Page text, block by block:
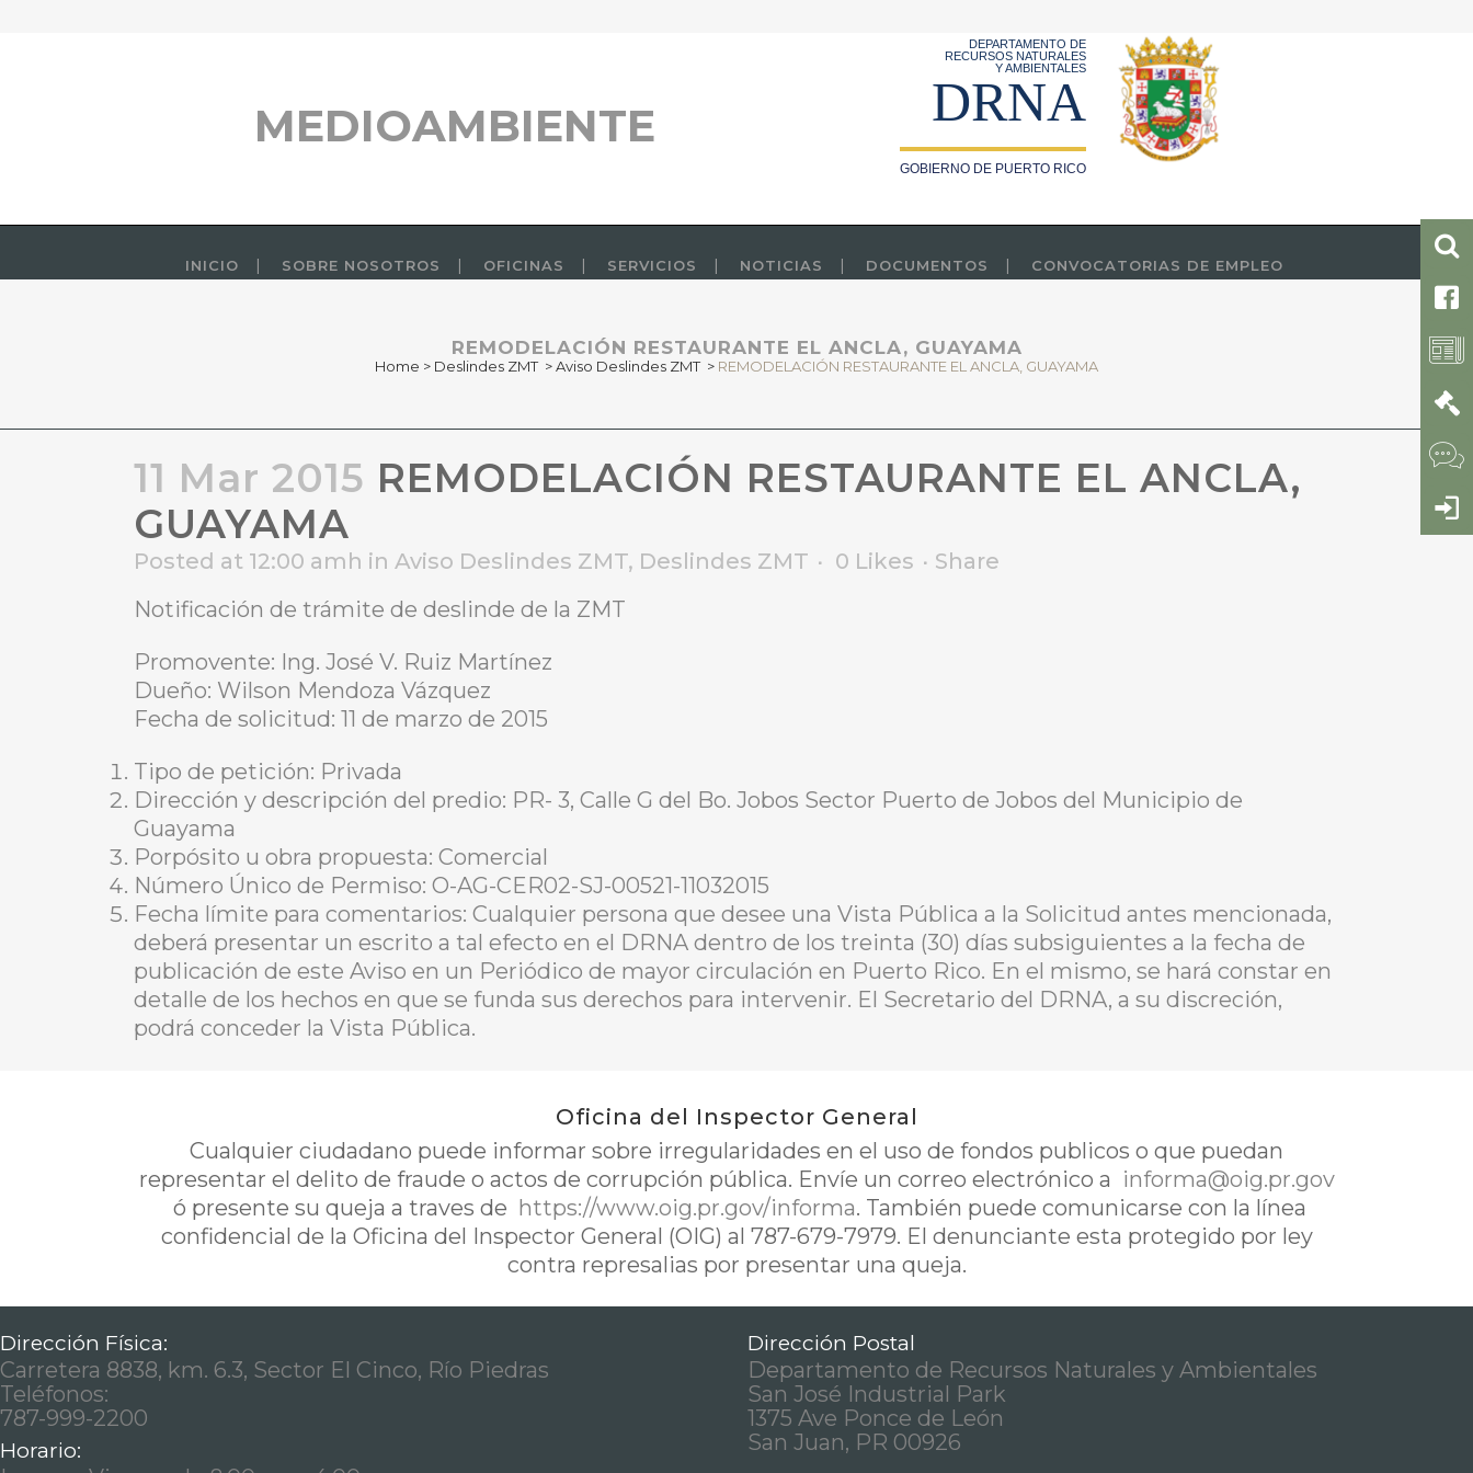
MEDIOAMBIENTE
DEPARTAMENTO DE
RECURSOS NATURALES
Y AMBIENTALES
DRNA
GOBIERNO DE PUERTO RICO
INICIO SOBRE NOSOTROS OFICINAS SERVICIOS NOTICIAS DOCUMENTOS CONVOCATORIAS DE EMPLEO
REMODELACIÓN RESTAURANTE EL ANCLA, GUAYAMA
Home > Deslindes ZMT >Aviso Deslindes ZMT > REMODELACIÓN RESTAURANTE EL ANCLA, GUAYAMA
11 Mar 2015 REMODELACIÓN RESTAURANTE EL ANCLA,
GUAYAMA
Posted at 12:00 amh in Aviso Deslindes ZMT, Deslindes ZMT 0 Likes
Share
Notificación de trámite de deslinde de la ZMT
Promovente: Ing. José V. Ruiz Martínez
Dueño: Wilson Mendoza Vázquez
Fecha de solicitud: 11 de marzo de 2015
Tipo de petición: Privada
Dirección y descripción del predio: PR- 3, Calle G del Bo. Jobos Sector Puerto de Jobos del Municipio de
Guayama
Porpósito u obra propuesta: Comercial
Número Único de Permiso: O-AG-CER02-SJ-00521-11032015
Fecha límite para comentarios: Cualquier persona que desee una Vista Pública a la Solicitud antes mencionada,
deberá presentar un escrito a tal efecto en el DRNA dentro de los treinta (30) días subsiguientes a la fecha de
publicación de este Aviso en un Periódico de mayor circulación en Puerto Rico. En el mismo, se hará constar en
detalle de los hechos en que se funda sus derechos para intervenir. El Secretario del DRNA, a su discreción,
podrá conceder la Vista Pública.
Oficina del Inspector General
Cualquier ciudadano puede informar sobre irregularidades en el uso de fondos publicos o que puedan
representar el delito de fraude o actos de corrupción pública. Envíe un correo electrónico a informa@oig.pr.gov
ó presente su queja a traves de https://www.oig.pr.gov/informa. También puede comunicarse con la línea
confidencial de la Oficina del Inspector General (OIG) al 787-679-7979. El denunciante esta protegido por ley
contra represalias por presentar una queja.
Dirección Física:
Carretera 8838, km. 6.3, Sector El Cinco, Río Piedras
Teléfonos:
787-999-2200
Horario:
Dirección Postal
Departamento de Recursos Naturales y Ambientales
San José Industrial Park
1375 Ave Ponce de León
San Juan, PR 00926